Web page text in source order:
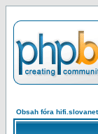
Obsah fóra